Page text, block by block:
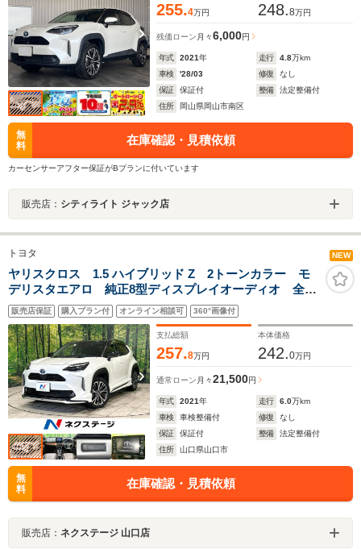
255.4万円 248.8万円
残価ローン 月々6,000円
年式 2021年 走行 4.8万km
車検
'28/03 修復
なし
保証
保証付 整備
法定整備付
住所
岡山県岡山市南区
無
料
在庫確認・見積依頼
カーセンサーアフター保証がBプランに付いています
販売店： シティライト ジャック店
トヨタ NEW
ヤリスクロス 1.5 ハイブリッド Z 2トーンカラー モ
デリスタエアロ 純正8型ディスプレイオーディオ 全周
囲カメラ セーフティセンス レーダークルーズ 電動
リアゲート シートヒーター ハーフレザー パワーシ
ート 禁煙車 ワンオーナー
販売店保証 購入プラン付 オンライン相談可 360°画像付
支払総額
257.8万円
本体価格
242.0万円
通常ローン 月々21,500円
年式 2021年 走行 6.0万km
車検
車検整備付 修復
なし
保証
保証付 整備
法定整備付
住所
山口県山口市
無
料
在庫確認・見積依頼
販売店： ネクステージ 山口店